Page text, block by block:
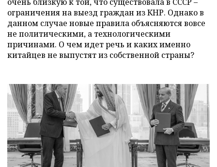
ограничения на выезд граждан из КНР. Однако в
данном случае новые правила объясняются вовсе
не политическими, а технологическими
причинами. О чем идет речь и каких именно
китайцев не выпустят из собственной страны?